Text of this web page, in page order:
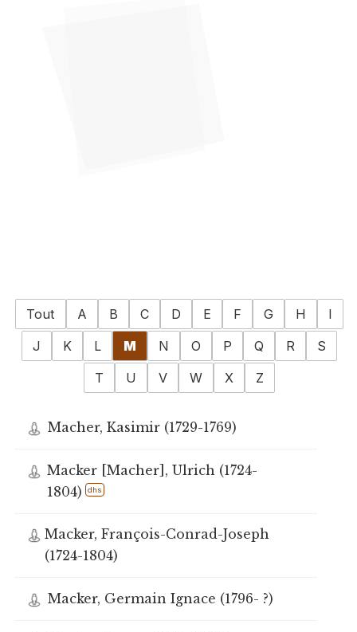
Tout A B C D E F G H
I
J
K L M N O P Q R
S
T
U V W X Z
Macher, Kasimir (1729-1769)
Macker [Macher], Ulrich (1724-
1804)
dhs
Macker, François-Conrad-Joseph
(1724-1804)
Macker, Germain Ignace (1796- ?)